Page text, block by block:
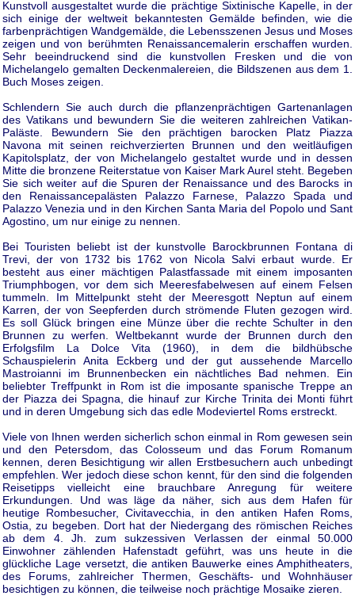
Kunstvoll ausgestaltet wurde die prächtige Sixtinische Kapelle, in der
sich einige der weltweit bekanntesten Gemälde befinden, wie die
farbenprächtigen Wandgemälde, die Lebensszenen Jesus und Moses
zeigen und von berühmten Renaissancemalerin erschaffen wurden.
Sehr beeindruckend sind die kunstvollen Fresken und die von
Michelangelo gemalten Deckenmalereien, die Bildszenen aus dem 1.
Buch Moses zeigen.
Schlendern Sie auch durch die pflanzenprächtigen Gartenanlagen
des Vatikans und bewundern Sie die weiteren zahlreichen Vatikan-
Paläste. Bewundern Sie den prächtigen barocken Platz Piazza
Navona mit seinen reichverzierten Brunnen und den weitläufigen
Kapitolsplatz, der von Michelangelo gestaltet wurde und in dessen
Mitte die bronzene Reiterstatue von Kaiser Mark Aurel steht. Begeben
Sie sich weiter auf die Spuren der Renaissance und des Barocks in
den Renaissancepalästen Palazzo Farnese, Palazzo Spada und
Palazzo Venezia und in den Kirchen Santa Maria del Popolo und Sant
Agostino, um nur einige zu nennen.
Bei Touristen beliebt ist der kunstvolle Barockbrunnen Fontana di
Trevi, der von 1732 bis 1762 von Nicola Salvi erbaut wurde. Er
besteht aus einer mächtigen Palastfassade mit einem imposanten
Triumphbogen, vor dem sich Meeresfabelwesen auf einem Felsen
tummeln. Im Mittelpunkt steht der Meeresgott Neptun auf einem
Karren, der von Seepferden durch strömende Fluten gezogen wird.
Es soll Glück bringen eine Münze über die rechte Schulter in den
Brunnen zu werfen. Weltbekannt wurde der Brunnen durch den
Erfolgsfilm La Dolce Vita (1960), in dem die bildhübsche
Schauspielerin Anita Eckberg und der gut aussehende Marcello
Mastroianni im Brunnenbecken ein nächtliches Bad nehmen. Ein
beliebter Treffpunkt in Rom ist die imposante spanische Treppe an
der Piazza dei Spagna, die hinauf zur Kirche Trinita dei Monti führt
und in deren Umgebung sich das edle Modeviertel Roms erstreckt.
Viele von Ihnen werden sicherlich schon einmal in Rom gewesen sein
und den Petersdom, das Colosseum und das Forum Romanum
kennen, deren Besichtigung wir allen Erstbesuchern auch unbedingt
empfehlen. Wer jedoch diese schon kennt, für den sind die folgenden
Reisetipps vielleicht eine brauchbare Anregung für weitere
Erkundungen. Und was läge da näher, sich aus dem Hafen für
heutige Rombesucher, Civitavecchia, in den antiken Hafen Roms,
Ostia, zu begeben. Dort hat der Niedergang des römischen Reiches
ab dem 4. Jh. zum sukzessiven Verlassen der einmal 50.000
Einwohner zählenden Hafenstadt geführt, was uns heute in die
glückliche Lage versetzt, die antiken Bauwerke eines Amphitheaters,
des Forums, zahlreicher Thermen, Geschäfts- und Wohnhäuser
besichtigen zu können, die teilweise noch prächtige Mosaike zieren.